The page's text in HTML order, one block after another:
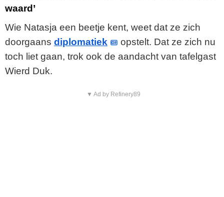
waard’
Wie Natasja een beetje kent, weet dat ze zich
doorgaans diplomatiek
opstelt. Dat ze zich nu
toch liet gaan, trok ook de aandacht van tafelgast
Wierd Duk.
▼ Ad by Refinery89